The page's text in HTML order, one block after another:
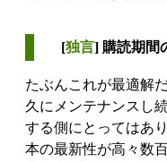
[独言] 購読期間
たぶんこれが最適解
久にメンテナンスし
する側にとってはあ
本の最新性が高々数